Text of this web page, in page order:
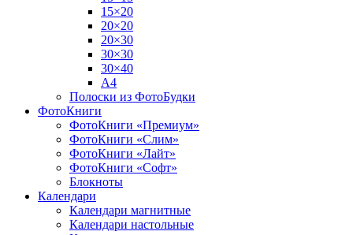
15×20
20×20
20×30
30×30
30×40
A4
Полоски из ФотоБудки
ФотоКниги
ФотоКниги «Премиум»
ФотоКниги «Слим»
ФотоКниги «Лайт»
ФотоКниги «Софт»
Блокноты
Календари
Календари магнитные
Календари настольные